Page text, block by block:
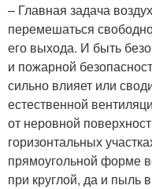
– Главная задача
перемешаться
его выхода. И быть
и пожарной
сильно влияет или
естественной
от неровной
горизонтальных
прямоугольной форме
при круглой, да и пыль